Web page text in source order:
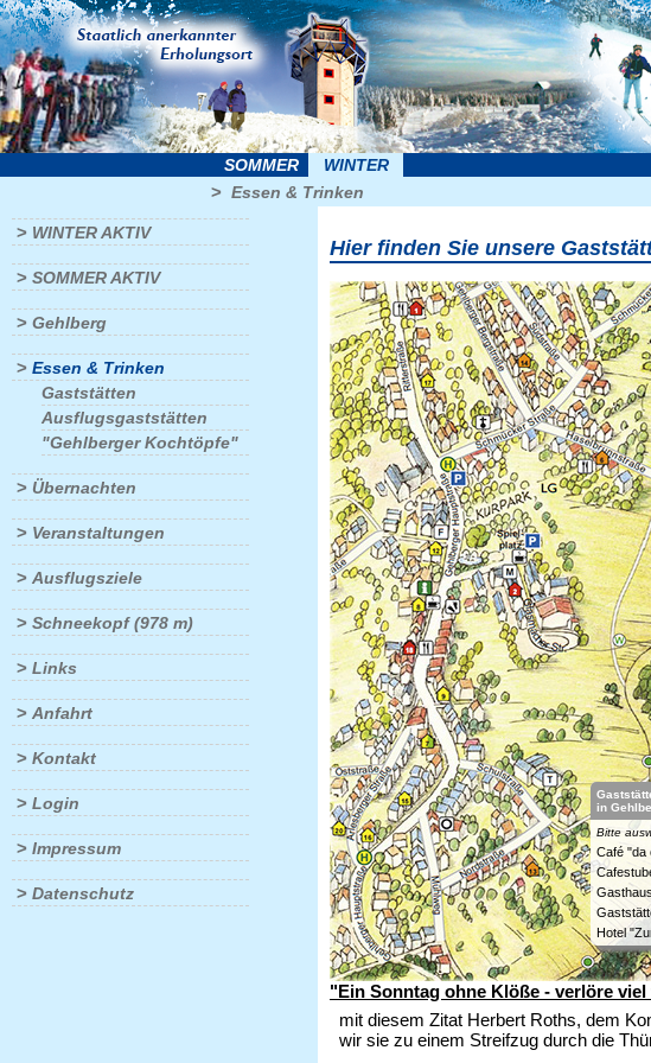
SOMMER WINTER
> Essen & Trinken
> WINTER AKTIV
> SOMMER AKTIV
> Gehlberg
> Essen & Trinken
Gaststätten
Ausflugsgaststätten
"Gehlberger Kochtöpfe"
> Übernachten
> Veranstaltungen
> Ausflugsziele
> Schneekopf (978 m)
> Links
> Anfahrt
> Kontakt
> Login
> Impressum
> Datenschutz
Hier finden Sie unsere
in
Bitte
Café "da
Hotel
"Ein Sonntag ohne Klöße - verlöre
mit diesem Zitat Herbert Roths, dem
wir sie zu einem Streifzug durch die